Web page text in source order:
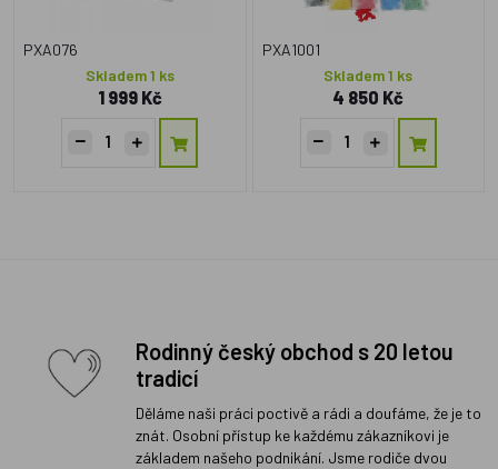
PXA076
Skladem 1 ks
1 999 Kč
PXA1001
Skladem 1 ks
4 850 Kč
Rodinný český obchod s 20 letou
tradicí
Děláme naši práci poctivě a rádi a doufáme, že je to
znát. Osobní přístup ke každému zákazníkovi je
základem našeho podnikání. Jsme rodiče dvou